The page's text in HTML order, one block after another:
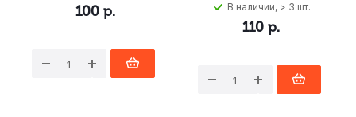
100р. В наличии, > 3 шт.
110 р.